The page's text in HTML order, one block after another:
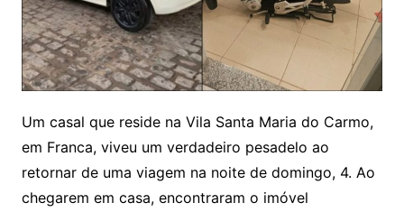
Um casal que reside na Vila Santa Maria do Carmo,
em Franca, viveu um verdadeiro pesadelo ao
retornar de uma viagem na noite de domingo, 4. Ao
chegarem em casa, encontraram o imóvel